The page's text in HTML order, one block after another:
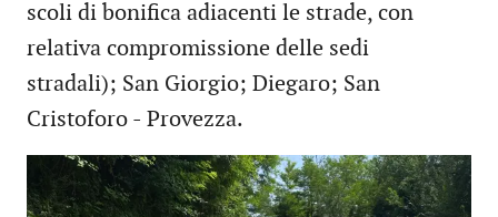
scoli di bonifica adiacenti le strade, con
relativa compromissione delle sedi
stradali); San Giorgio; Diegaro; San
Cristoforo - Provezza.